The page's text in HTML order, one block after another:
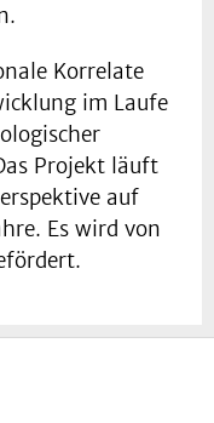
Korrelate
im Laufe
Projekt läuft
auf
Es wird von